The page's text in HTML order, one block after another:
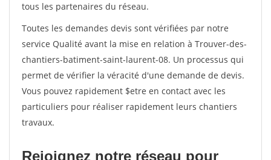
tous les partenaires du réseau.
Toutes les demandes devis sont vérifiées par notre
service Qualité avant la mise en relation à Trouver-des-
chantiers-batiment-saint-laurent-08. Un processus qui
permet de vérifier la véracité d'une demande de devis.
Vous pouvez rapidement $etre en contact avec les
particuliers pour réaliser rapidement leurs chantiers
travaux.
Rejoignez notre réseau pour